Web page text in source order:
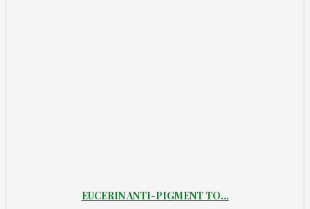
EUCERIN ANTI-PIGMENT TO...